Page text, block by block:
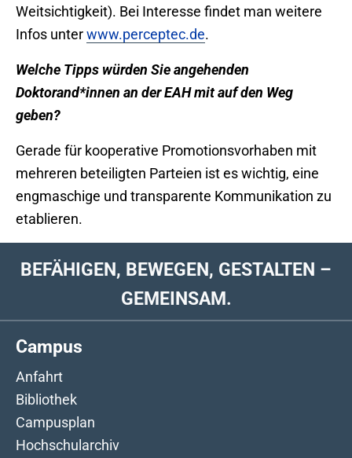
Weitsichtigkeit). Bei Interesse findet man weitere
Infos unterwww.perceptec.de.
Welche Tipps würden Sie angehenden
Doktorand*innen an der EAH mit auf den Weg
geben?
Gerade für kooperative Promotionsvorhaben mit
mehreren beteiligten Parteien ist es wichtig, eine
engmaschige und transparente Kommunikation zu
etablieren.
BEFÄHIGEN, BEWEGEN, GESTALTEN –
GEMEINSAM.
Campus
Anfahrt
Bibliothek
Campusplan
Hochschularchiv